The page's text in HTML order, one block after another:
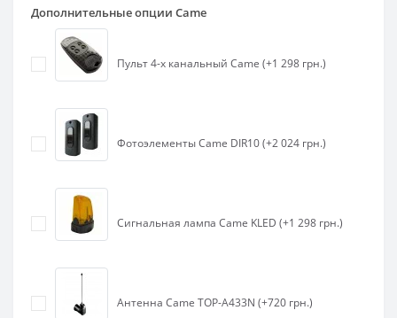
Дополнительные опции Came
Пульт 4-х канальный Came (+1 298 грн.)
Фотоэлементы Came DIR10 (+2 024 грн.)
Сигнальная лампа Came KLED (+1 298 грн.)
Антенна Came TOP-A433N (+720 грн.)